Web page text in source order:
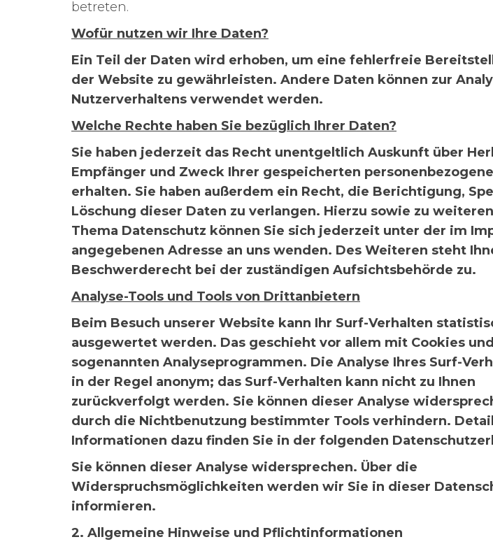
betreten.
Wofür nutzen wir Ihre Daten?
Ein Teil der Daten wird erhoben, um eine fehlerfreie
der Website zu gewährleisten. Andere Daten können zur
Nutzerverhaltens verwendet werden.
Welche Rechte haben Sie bezüglich Ihrer Daten?
Sie haben jederzeit das Recht unentgeltlich Auskunft über
Empfänger und Zweck Ihrer gespeicherten
erhalten. Sie haben außerdem ein Recht, die Berichtigung,
Löschung dieser Daten zu verlangen. Hierzu sowie zu
Thema Datenschutz können Sie sich jederzeit unter der im
angegebenen Adresse an uns wenden. Des Weiteren steht
Beschwerderecht bei der zuständigen Aufsichtsbehörde zu.
Analyse-Tools und Tools von Drittanbietern
Beim Besuch unserer Website kann Ihr Surf-Verhalten
ausgewertet werden. Das geschieht vor allem mit Cookies
sogenannten Analyseprogrammen. Die Analyse Ihres Surf-
in der Regel anonym; das Surf-Verhalten kann nicht zu Ihnen
zurückverfolgt werden. Sie können dieser Analyse
durch die Nichtbenutzung bestimmter Tools verhindern.
Informationen dazu finden Sie in der folgenden
Sie können dieser Analyse widersprechen. Über die
Widerspruchsmöglichkeiten werden wir Sie in dieser
informieren.
2. Allgemeine Hinweise und Pflichtinformationen